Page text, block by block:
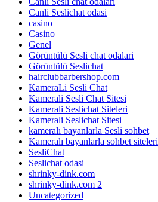
Canli Seslichat odasi
casino
Casino
Genel
Görüntülü Sesli chat odalari
Görüntülü Seslichat
hairclubbarbershop.com
KameraLi Sesli Chat
Kamerali Sesli Chat Sitesi
Kamerali Seslichat Siteleri
Kamerali Seslichat Sitesi
kameralı bayanlarla Sesli sohbet
Kameralı bayanlarla sohbet siteleri
SesliChat
Seslichat odasi
shrinky-dink.com
shrinky-dink.com 2
Uncategorized